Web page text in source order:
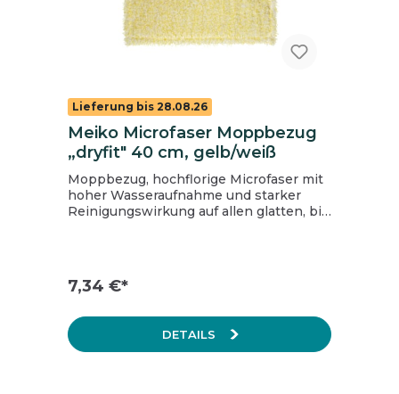
Lieferung bis 28.08.26
Meiko Microfaser Moppbezug
„dryfit" 40 cm, gelb/weiß
Moppbezug, hochflorige Microfaser mit
hoher Wasseraufnahme und starker
Reinigungswirkung auf allen glatten, bis
7,34 €*
DETAILS